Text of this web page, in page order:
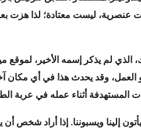
عنصرية، ليست معتادة؛ لذا هزت
الذي لم يذكر إسمه الأخير،
وقد يحدث هذا في أي مكان
المستهدفة أثناء عمله في عربة
إلينا ويسبوننا. إذا أراد شخص